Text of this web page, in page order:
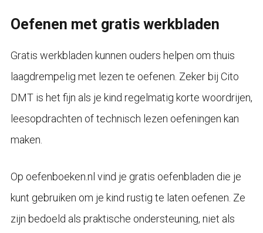
Oefenen met gratis werkbladen
Gratis werkbladen kunnen ouders helpen om thuis
laagdrempelig met lezen te oefenen. Zeker bij Cito
DMT is het fijn als je kind regelmatig korte woordrijen,
leesopdrachten of technisch lezen oefeningen kan
maken.
Op oefenboeken.nl vind je gratis oefenbladen die je
kunt gebruiken om je kind rustig te laten oefenen. Ze
zijn bedoeld als praktische ondersteuning, niet als